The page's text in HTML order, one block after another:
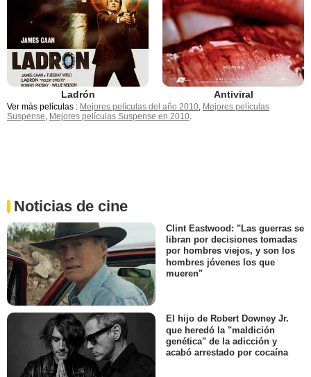
Ladrón Antiviral
Ver más películas : Mejores películas del año 2010, Mejores películas
Suspense, Mejores películas Suspense en 2010.
Noticias de cine
Clint Eastwood: "Las guerras se
libran por decisiones tomadas
por hombres viejos, y son los
hombres jóvenes los que
mueren"
El hijo de Robert Downey Jr.
que heredó la "maldición
genética" de la adicción y
acabó arrestado por cocaína